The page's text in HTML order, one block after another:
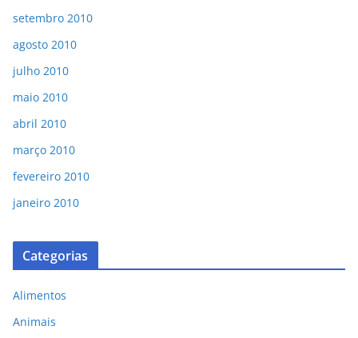
setembro 2010
agosto 2010
julho 2010
maio 2010
abril 2010
março 2010
fevereiro 2010
janeiro 2010
Categorias
Alimentos
Animais